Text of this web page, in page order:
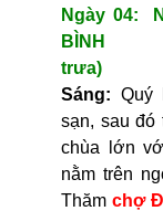
Ngày 04:
trưa)
Sáng: Quý
sạn, sau
chùa lớn
nằm trên
Thămchợ